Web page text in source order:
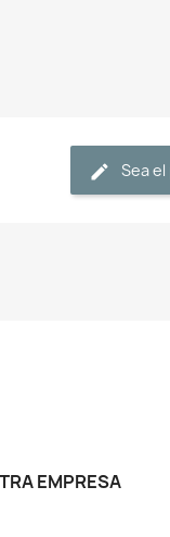
Sea
EMPRESA